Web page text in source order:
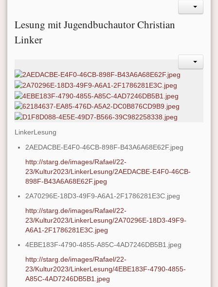
Lesung mit Jugendbuchautor Christian
Linker
LinkerLesung
2AEDACBE-E4F0-46CB-898F-B43A6A68E62F.jpeg
http://starg.de/images/Rafael/22-
23/Kultur2023/LinkerLesung/2AEDACBE-E4F0-46CB-
898F-B43A6A68E62F.jpeg
2A70296E-18D3-49F9-A6A1-2F1786281E3C.jpeg
http://starg.de/images/Rafael/22-
23/Kultur2023/LinkerLesung/2A70296E-18D3-49F9-
A6A1-2F1786281E3C.jpeg
4EBE183F-4790-4855-A85C-4AD7246DB5B1.jpeg
http://starg.de/images/Rafael/22-
23/Kultur2023/LinkerLesung/4EBE183F-4790-4855-
A85C-4AD7246DB5B1.jpeg